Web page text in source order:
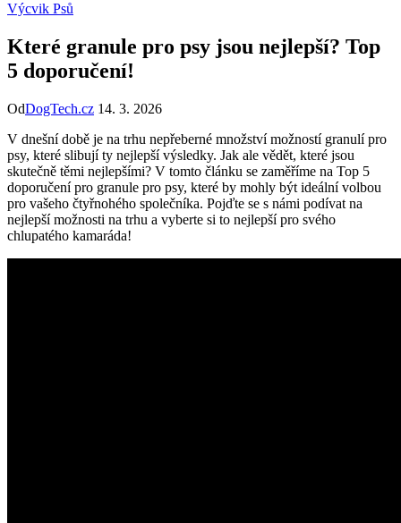
Výcvik Psů
Které granule pro psy jsou nejlepší? Top
5 doporučení!
OdDogTech.cz 14. 3. 2026
V dnešní době je na trhu nepřeberné množství možností granulí pro
psy, které slibují ty nejlepší výsledky. Jak ale vědět, které jsou
skutečně těmi nejlepšími? V tomto článku se zaměříme na Top 5
doporučení pro granule pro psy, které by mohly být ideální volbou
pro vašeho čtyřnohého společníka. Pojďte se s námi podívat na
nejlepší možnosti na trhu a vyberte si to nejlepší pro svého
chlupatého kamaráda!